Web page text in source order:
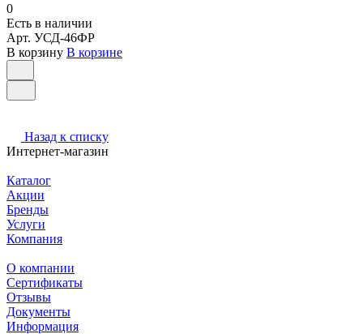
0
Есть в наличии
Арт. УСД-46ФР
В корзину В корзине
Назад к списку
Интернет-магазин
Каталог
Акции
Бренды
Услуги
Компания
О компании
Сертификаты
Отзывы
Документы
Информация